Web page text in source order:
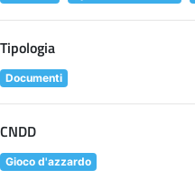
Tipologia
Documenti
CNDD
Gioco d'azzardo